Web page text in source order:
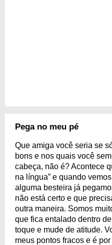
Pega no meu pé
Que amiga você seria se
bons e nos quais você
cabeça, não é? Acontece
na língua” e quando
alguma besteira já
não está certo e que
outra maneira. Somos
que fica entalado dentro
toque e mude de atitude.
meus pontos fracos e é